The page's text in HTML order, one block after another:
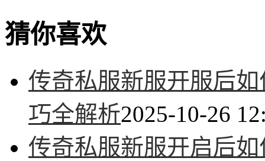
猜你喜欢
传奇私服新服开服后
巧全解析2025-10-26
传奇私服新服开启后